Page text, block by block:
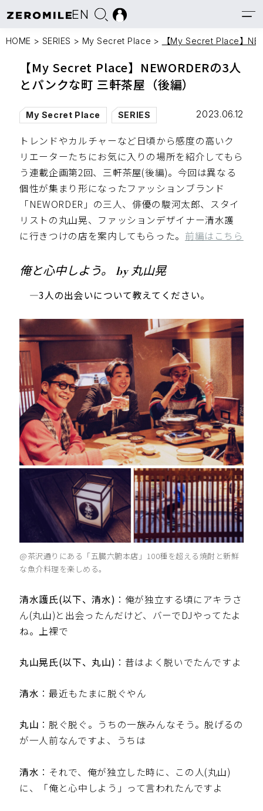
EN
HOME > SERIES > My Secret Place > 【My Secret Place】
【My Secret Place】NEWORDERの3人
とパンクな町 三軒茶屋（後編）
My Secret Place SERIES 2023.06.12
トレンドやカルチャーなど日頃から感度の高いク
リエーターたちにお気に入りの場所を紹介してもら
う連載企画第2回、三軒茶屋(後編)。今回は異なる
個性が集まり形になったファッションブランド
「NEWORDER」の三人、俳優の駿河太郎、スタイ
リストの丸山晃、ファッションデザイナー清水護
に行きつけの店を案内してもらった。 前編はこちら
俺と心中しよう。 by 丸山晃
—3人の出会いについて教えてください。
@茶沢通りにある「五臓六腑本店」100種を超える焼酎と新鮮
な魚介料理を楽しめる。
清水護氏(以下、清水) ：俺が独立する頃にアキラさ
ん(丸山)と出会ったんだけど、バーでDJやってたよ
ね。上裸で
丸山晃氏(以下、丸山) ：昔はよく脱いでたんですよ
清水 ：最近もたまに脱ぐやん
丸山 ：脱ぐ脱ぐ。うちの一族みんなそう。脱げるの
が一人前なんですよ、うちは
清水 ：それで、俺が独立した時に、この人(丸山)
に、「俺と心中しよう」って言われたんですよ